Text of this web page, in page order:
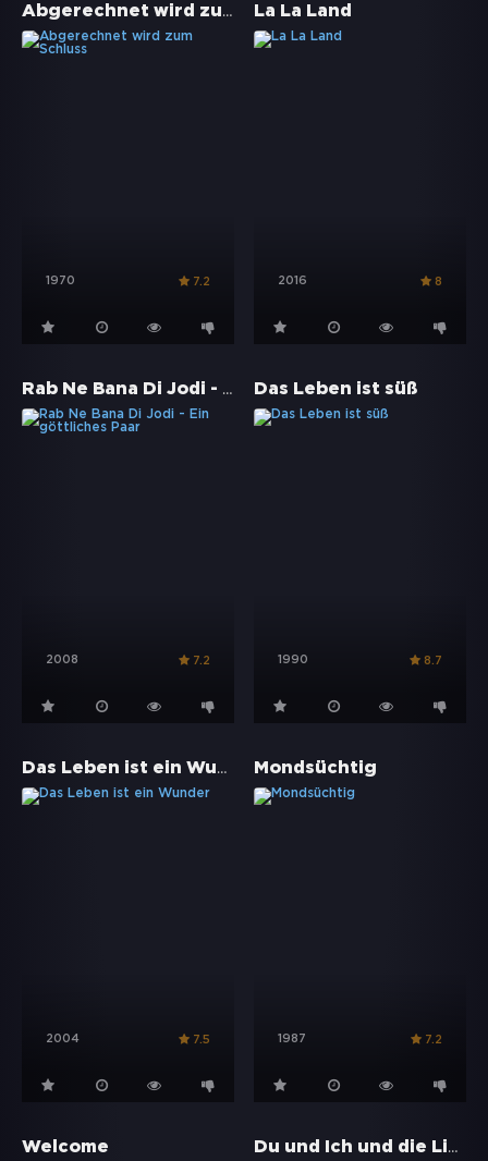
Abgerechnet wird zum Schluss
1970 7.2
La La Land
2016 8
Rab Ne Bana Di Jodi - Ein göttliches Paar
2008 7.2
Das Leben ist süß
1990 8.7
Das Leben ist ein Wunder
2004 7.5
Mondsüchtig
1987 7.2
Welcome Du und Ich und die Liebe